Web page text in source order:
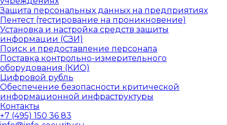
Защита персональных данных на предприятиях
Пентест (тестирование на проникновение)
Установка и настройка средств защиты
информации (СЗИ)
Поиск и предоставление персонала
Поставка контрольно-измерительного
оборудования (КИО)
Цифровой рубль
Обеспечение безопасности критической
информационной инфраструктуры
Контакты
+7 (495) 150 36 83